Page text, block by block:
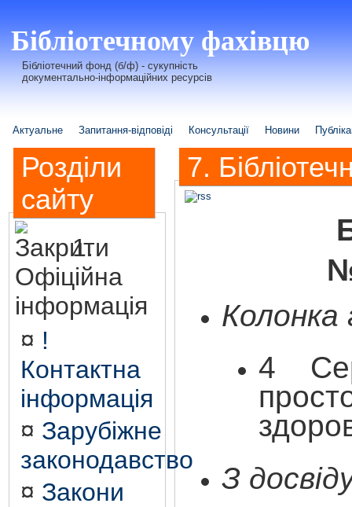
Бібліотечному фахівцю
Бібліотечний фонд (б/ф) - сукупність
документально-інформаційних ресурсів
Актуальне Запитання-відповіді Консультації Новини
Розділи
сайту
1.
Офіційна
інформація
¤ !
Контактна
інформація
¤ Зарубіжне
законодавство
¤ Закони
7.
Колонка
4
З